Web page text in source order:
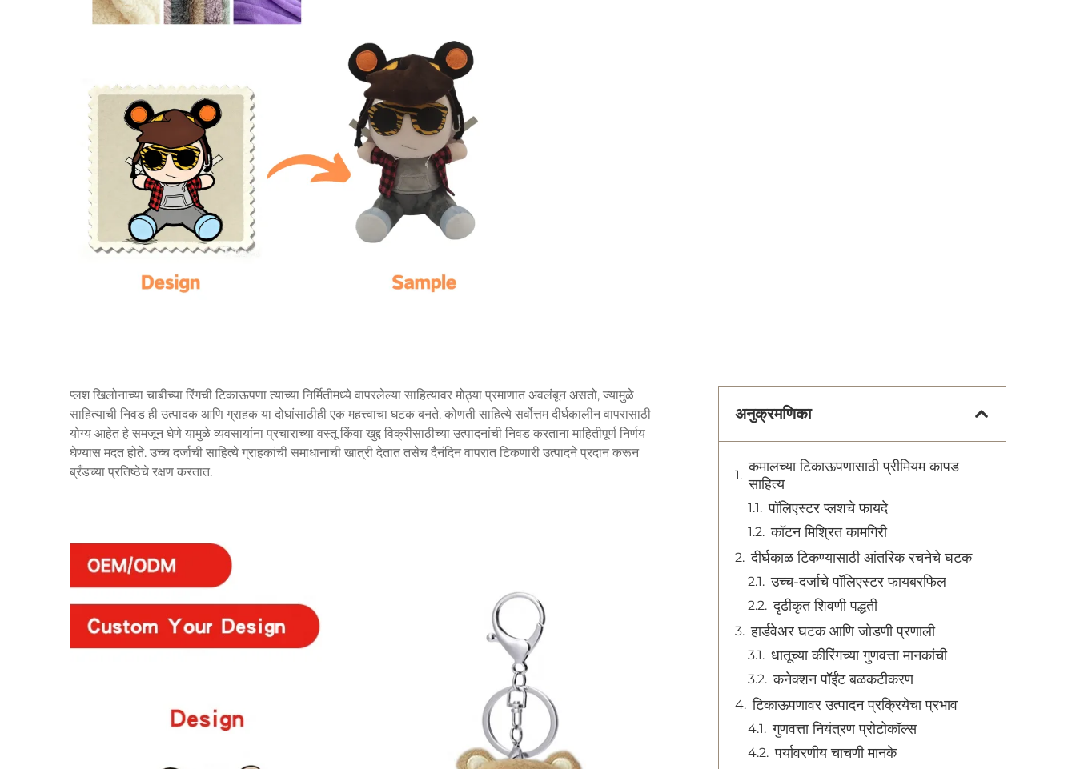
प्लश खिलोनाच्या चाबीच्या रिंगची टिकाऊपणा त्याच्या निर्मितीमध्ये वापरलेल्या साहित्यावर मोठ्या प्रमाणात अवलंबून असतो, ज्यामुळे
साहित्याची निवड ही उत्पादक आणि ग्राहक या दोघांसाठीही एक महत्त्वाचा घटक बनते. कोणती साहित्ये सर्वोत्तम दीर्घकालीन वापरासाठी
योग्य आहेत हे समजून घेणे यामुळे व्यवसायांना प्रचाराच्या वस्तू किंवा खुद्द विक्रीसाठीच्या उत्पादनांची निवड करताना माहितीपूर्ण निर्णय
घेण्यास मदत होते. उच्च दर्जाची साहित्ये ग्राहकांची समाधानाची खात्री देतात तसेच दैनंदिन वापरात टिकणारी उत्पादने प्रदान करून
ब्रँडच्या प्रतिष्ठेचे रक्षण करतात.
अनुक्रमणिका
कमालच्या टिकाऊपणासाठी प्रीमियम कापड
साहित्य
पॉलिएस्टर प्लशचे फायदे
कॉटन मिश्रित कामगिरी
दीर्घकाळ टिकण्यासाठी आंतरिक रचनेचे घटक
उच्च-दर्जाचे पॉलिएस्टर फायबरफिल
दृढीकृत शिवणी पद्धती
हार्डवेअर घटक आणि जोडणी प्रणाली
धातूच्या कीरिंगच्या गुणवत्ता मानकांची
कनेक्शन पॉईंट बळकटीकरण
टिकाऊपणावर उत्पादन प्रक्रियेचा प्रभाव
गुणवत्ता नियंत्रण प्रोटोकॉल्स
पर्यावरणीय चाचणी मानके